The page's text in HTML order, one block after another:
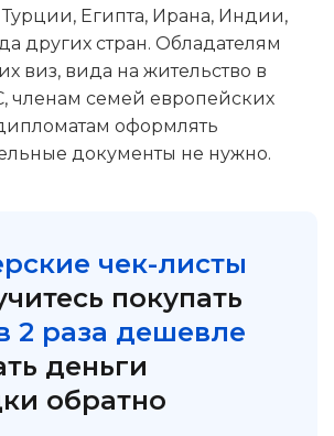
Египта, Ирана, Индии,
других стран. Обладателям
виз, вида на жительство в
членам семей европейских
оформлять
документы не нужно.
чек-листы
покупать
2 раза дешевле
деньги
обратно